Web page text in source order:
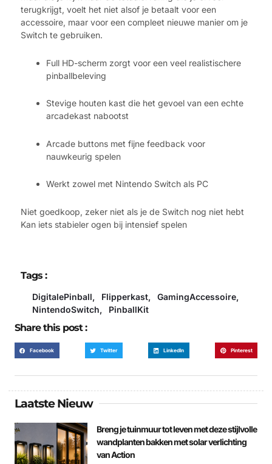
terugkrijgt, voelt het niet alsof je betaalt voor een
accessoire, maar voor een compleet nieuwe manier om je
Switch te gebruiken.
Full HD-scherm zorgt voor een veel realistischere
pinballbeleving
Stevige houten kast die het gevoel van een echte
arcadekast nabootst
Arcade buttons met fijne feedback voor
nauwkeurig spelen
Werkt zowel met Nintendo Switch als PC
Niet goedkoop, zeker niet als je de Switch nog niet hebt
Kan iets stabieler ogen bij intensief spelen
DigitalePinball, Flipperkast, GamingAccessoire,
NintendoSwitch, PinballKit
Tags :
Share this post :
Facebook Twitter LinkedIn Pinterest
Laatste Nieuw
Breng je tuinmuur tot leven met deze stijlvolle
wandplanten bakken met solar verlichting
van Action